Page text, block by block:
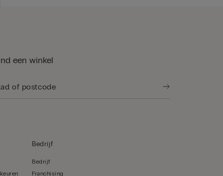
een winkel
Bedrijf
Bedrijf
Franchising